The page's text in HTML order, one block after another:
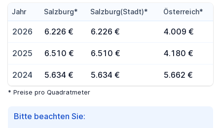
Bitte beachten Sie:
Jahr Salzburg* Salzburg(Stadt)* Österreich*
2026 6.226 € 6.226 € 4.009 €
2025 6.510 € 6.510 € 4.180 €
2024 5.634 € 5.634 € 5.662 €
* Preise pro Quadratmeter